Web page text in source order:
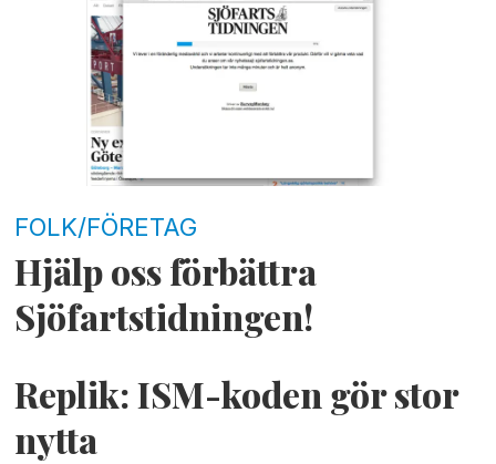
FOLK/FÖRETAG
Hjälp oss förbättra
Sjöfartstidningen!
Replik: ISM-koden gör stor
nytta